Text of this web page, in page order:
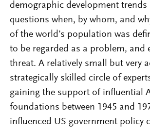
demographic development trends
questions when, by whom, and
of the world’s population was
to be regarded as a problem, and
threat. A relatively small but very
strategically skilled circle of
gaining the support of influential
foundations between 1945 and
influenced US government policy